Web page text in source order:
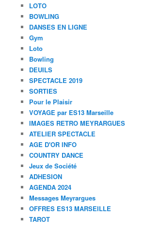
LOTO
BOWLING
DANSES EN LIGNE
Gym
Loto
Bowling
DEUILS
SPECTACLE 2019
SORTIES
Pour le Plaisir
VOYAGE par ES13 Marseille
IMAGES RETRO MEYRARGUES
ATELIER SPECTACLE
AGE D'OR INFO
COUNTRY DANCE
Jeux de Société
ADHESION
AGENDA 2024
Messages Meyrargues
OFFRES ES13 MARSEILLE
TAROT